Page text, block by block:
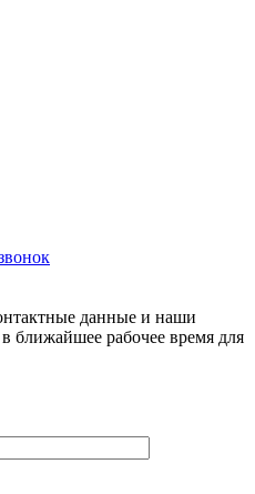
данные и наши
ближайшее рабочее время для